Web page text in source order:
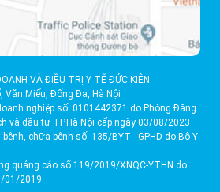
VÀ ĐIỀU TRỊ Y TẾ ĐỨC KIÊN
Văn Miếu, Đống Đa, Hà Nội
nghiệp số: 0101442371 do Phòng Đăng
và đầu tư TP.Hà Nội cấp ngày 03/08/2023
chữa bệnh số: 135/BYT - GPHD do Bộ Y
quảng cáo số 119/2019/XNQC-YTHN do
01/2019